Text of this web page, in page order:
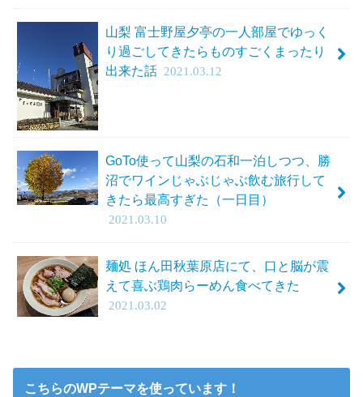
山梨 富士野屋夕亭の一人部屋でゆっく
り過ごしてきたらものすごくまったり
出来た話 2021.03.12
GoTo使って山梨の石和一泊しつつ、勝
沼でワインじゃぶじゃぶ飲む旅行して
きたら最高すぎた（一日目）
2021.03.10
麺処 ほん田秋葉原店にて、口と脳が震
えて喜ぶ鶏肉らーめん食べてきた
2021.03.02
こちらのWPテーマを使っています！